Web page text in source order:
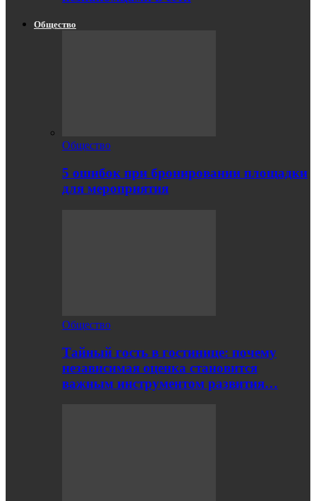
Общество
Общество
5 ошибок при бронировании площадки
для мероприятия
Общество
Тайный гость в гостинице: почему
независимая оценка становится
важным инструментом развития…